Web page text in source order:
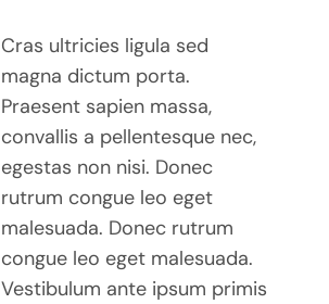
Cras ultricies ligula sed
magna dictum porta.
Praesent sapien massa,
convallis a pellentesque nec,
egestas non nisi. Donec
rutrum congue leo eget
malesuada. Donec rutrum
congue leo eget malesuada.
Vestibulum ante ipsum primis